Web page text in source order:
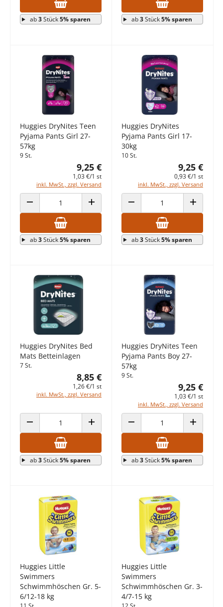
ab3Stück5% sparen ab3Stück5% sparen
Huggies DryNites Teen
Pyjama Pants Girl 27-
57kg
9 St.
9,25 €
1,03 €/1 st
inkl. MwSt., zzgl. Versand
ANZAHL VERRINGERN ANZAHL ERHÖHEN
ab3Stück5% sparen
Huggies DryNites
Pyjama Pants Girl 17-
30kg
10 St.
9,25 €
0,93 €/1 st
inkl. MwSt., zzgl. Versand
ANZAHL VERRINGERN ANZAHL
ab3Stück5% sparen
Huggies DryNites Bed
Mats Betteinlagen
7 St.
8,85 €
1,26 €/1 st
inkl. MwSt., zzgl. Versand
ANZAHL VERRINGERN ANZAHL ERHÖHEN
ab3Stück5% sparen
Huggies DryNites Teen
Pyjama Pants Boy 27-
57kg
9 St.
9,25 €
1,03 €/1 st
inkl. MwSt., zzgl. Versand
ANZAHL VERRINGERN ANZAHL
ab3Stück5% sparen
Huggies Little
Swimmers
Schwimmhöschen Gr. 5-
6/12-18 kg
Huggies Little
Swimmers
Schwimmhöschen Gr. 3-
4/7-15 kg